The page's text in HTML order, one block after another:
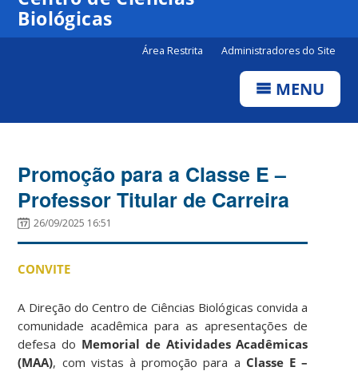
Biológicas
Área Restrita Administradores do Site
MENU
Promoção para a Classe E –
Professor Titular de Carreira
26/09/2025 16:51
CONVITE
A Direção do Centro de Ciências Biológicas convida a
comunidade acadêmica para as apresentações de
defesa do Memorial de Atividades Acadêmicas
(MAA), com vistas à promoção para a Classe E –